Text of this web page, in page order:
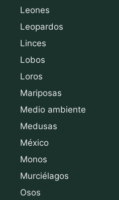
Leones
Leopardos
Linces
Lobos
Loros
Mariposas
Medio ambiente
Medusas
México
Monos
Murciélagos
Osos